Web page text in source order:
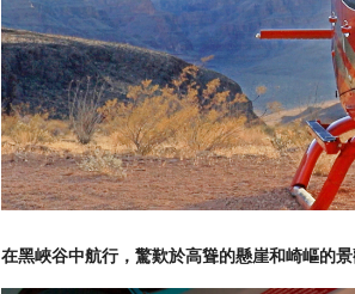
在黑峽谷中航行，驚歎於高聳的懸崖和崎嶇的